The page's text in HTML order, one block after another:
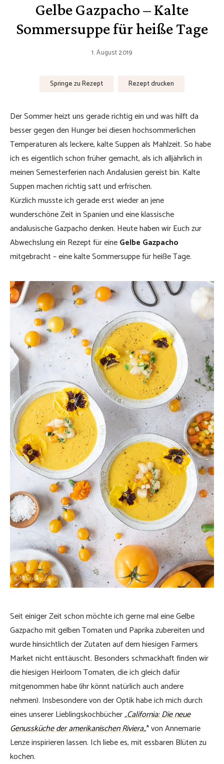
Gelbe Gazpacho – Kalte
Sommersuppe für heiße Tage
1. August 2019
Springe zu Rezept Rezept drucken
Der Sommer heizt uns gerade richtig ein und was hilft da
besser gegen den Hunger bei diesen hochsommerlichen
Temperaturen als leckere, kalte Suppen als Mahlzeit. So habe
ich es eigentlich schon früher gemacht, als ich alljährlich in
meinen Semesterferien nach Andalusien gereist bin. Kalte
Suppen machen richtig satt und erfrischen.
Kürzlich musste ich gerade erst wieder an jene
wunderschöne Zeit in Spanien und eine klassische
andalusische Gazpacho denken. Heute haben wir Euch zur
Abwechslung ein Rezept für eineGelbe Gazpacho
mitgebracht – eine kalte Sommersuppe für heiße Tage.
Seit einiger Zeit schon möchte ich gerne mal eine Gelbe
Gazpacho mit gelben Tomaten und Paprika zubereiten und
wurde hinsichtlich der Zutaten auf dem hiesigen Farmers
Market nicht enttäuscht. Besonders schmackhaft finden wir
die hiesigen Heirloom Tomaten, die ich gleich dafür
mitgenommen habe (ihr könnt natürlich auch andere
nehmen). Insbesondere von der Optik habe ich mich durch
eines unserer Lieblingskochbücher„California: Die neue
Genussküche der amerikanischen Riviera„* von Annemarie
Lenze inspirieren lassen. Ich liebe es, mit essbaren Blüten zu
kochen.